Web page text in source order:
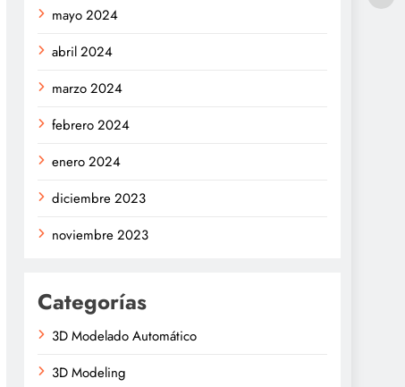
mayo 2024
abril 2024
marzo 2024
febrero 2024
enero 2024
diciembre 2023
noviembre 2023
Categorías
3D Modelado Automático
3D Modeling